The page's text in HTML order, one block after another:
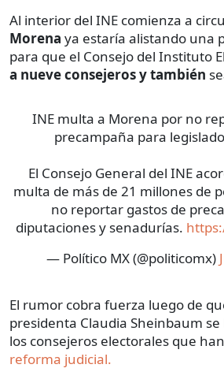
Al interior del INE comienza a
Morena ya estaría alistando una
para que el Consejo del Instituto
a nueve consejeros y también
INE multa a Morena por no
precampaña para
El Consejo General del INE
multa de más de 21 millones de
no reportar gastos de
diputaciones y senadurías.
— Político MX (@politicomx)
El rumor cobra fuerza luego de
presidenta Claudia Sheinbaum
los consejeros electorales que
reforma judicial.